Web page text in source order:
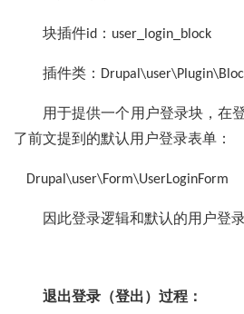
块插件id ： user_login_block
插件类：
用于提供一个用户登录块，在
了前文提到的默认用户登录表单：
Drupal\user\Form\UserLoginForm
因此登录逻辑和默认的用户登
退出登录（登出）过程：